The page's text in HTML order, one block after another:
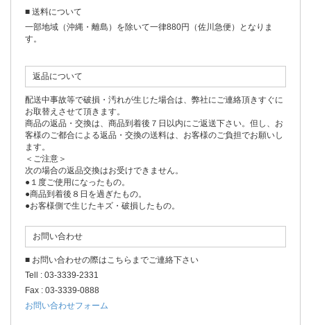
■ 送料について
一部地域（沖縄・離島）を除いて一律880円（佐川急便）となりま
す。
返品について
配送中事故等で破損・汚れが生じた場合は、弊社にご連絡頂きすぐに
お取替えさせて頂きます。
商品の返品・交換は、商品到着後７日以内にご返送下さい。但し、お
客様のご都合による返品・交換の送料は、お客様のご負担でお願いし
ます。
＜ご注意＞
次の場合の返品交換はお受けできません。
●１度ご使用になったもの。
●商品到着後８日を過ぎたもの。
●お客様側で生じたキズ・破損したもの。
お問い合わせ
■ お問い合わせの際はこちらまでご連絡下さい
Tell : 03-3339-2331
Fax : 03-3339-0888
お問い合わせフォーム